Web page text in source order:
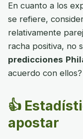
En cuanto a los
se refiere,
relativamente
racha positiva, no
predicciones
acuerdo con ellos?
👍
apostar